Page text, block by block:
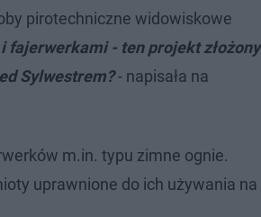
pirotechniczne widowiskowe
fajerwerkami - ten projekt złożony
Sylwestrem?- napisała na
m.in. typu zimne ognie.
uprawnione do ich używania na